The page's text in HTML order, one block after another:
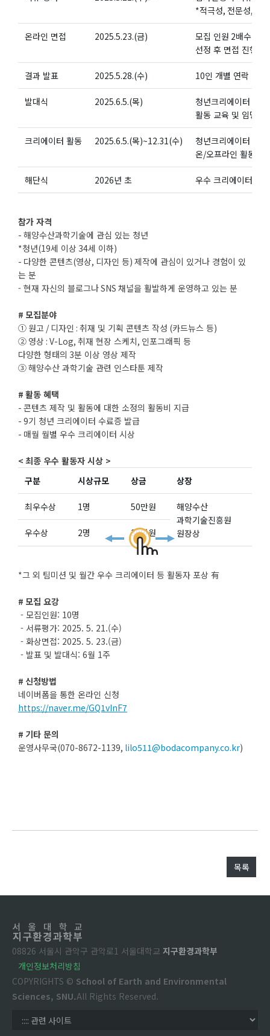
*적극성, 전문성,
온라인 면접 2025.5.23.(금) 모집 인원 2배수(20
선정 후 면접 진행
결과 발표 2025.5.28.(수) 10인 개별 연락
발대식 2025.6.5.(목)
청년크리에이터
활동 교육 및 임명
크리에이터 활동 2025.6.5.(목)~12.31(수)
청년크리에이터
온/오프라인 활동
해단식 2026년 초 우수 크리에이터 시
참가 자격
- 해양수산과학기술에 관심 있는 청년
*청년(19세 이상 34세 이하)
- 다양한 콘텐츠(영상, 디자인 등) 제작에 관심이 있거나 경험이 있
는 분
- 현재 자신의 블로그나SNS 채널을 활발하게 운영하고 있는 분
# 모집분야
① 원고 /디자인 : 취재 및 기획 콘텐츠 작성 (카드뉴스 등)
② 영상 : V-Log, 취재 현장 스케치, 인포그래픽 등
다양한 형태의 3분 이상 영상 제작
③해양수산 과학기술 관련 인스타툰 제작
# 활동 혜택
- 콘텐츠 제작 및 활동에 대한 소정의 활동비 지급
- 9기 청년 크리에이터 수료증 발급
- 매월 월별 우수 크리에이터 시상
< 최종 우수 활동자 시상 >
구분
시상규모 상금 상장
최우수상 1명 50만원
해양수산
과학기술진흥원
원장상
우수상 2명 30만원
*그 외 팀미션 및 월간 우수 크리에이터 등 활동자 포상 有
# 모집 요강
- 모집인원: 10명
- 서류평가: 2025. 5. 21.(수)
- 화상면접: 2025. 5. 23.(금)
- 발표 및 발대식: 6월 1주
# 신청방법
네이버폼을 통한 온라인 신청
https://naver.me/GQ1vInF7
# 기타 문의
운영사무국(070-8672-1139, lilo511@bodacompany.co.kr)
목록
08826 서울시 관악구 관악로1 서울대학교 지구환경과학부
개인정보처리방침
COPYRIGHTS © School of Earth and Environmental
Sciences, SNU.All Rights Reserved.